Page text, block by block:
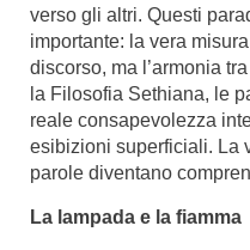
verso gli altri. Questi
importante: la vera
discorso, ma l’armonia
la Filosofia Sethiana, le
reale consapevolezza
esibizioni superficiali. La
parole diventano
La lampada e la fiamma